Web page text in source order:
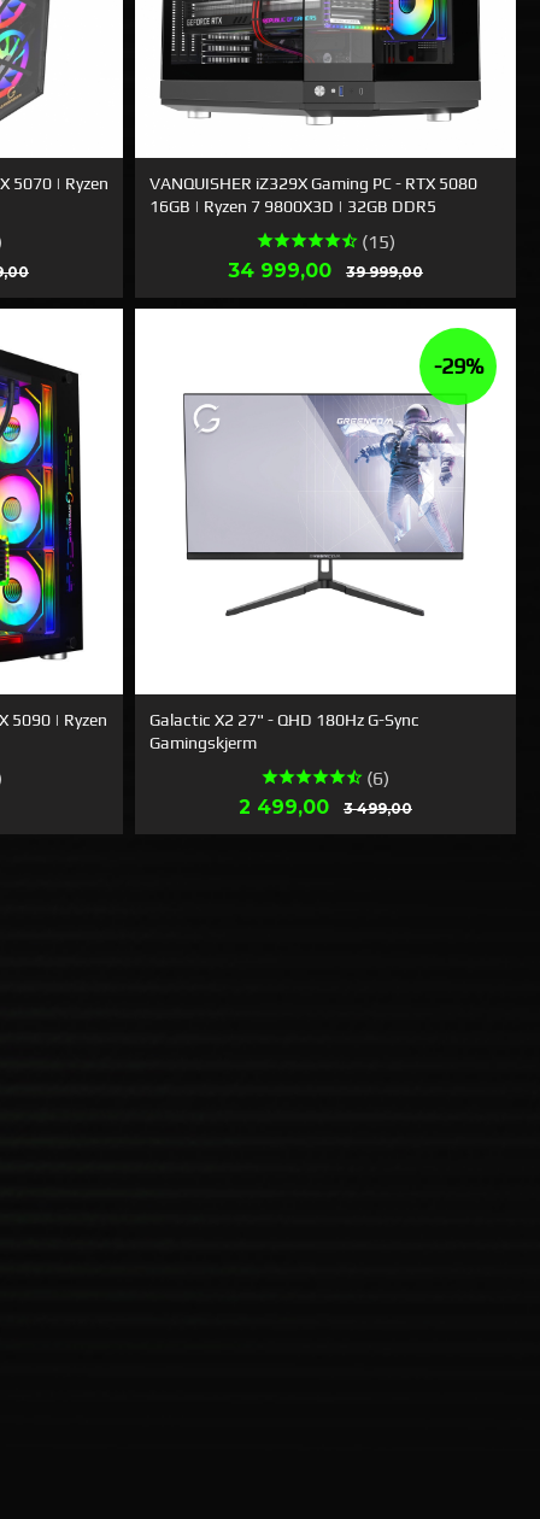
5070 | Ryzen
Rabatt
VANQUISHER iZ329X Gaming PC - RTX 5080
16GB | Ryzen 7 9800X3D | 32GB DDR5
(15)
Tilbud
34 999,00 39 999,00Rabatt
5090 | Ryzen
Galactic X2 27" - QHD 180Hz G-Sync
Gamingskjerm
(6)
Tilbud
2 499,00 3 499,00Rabatt
-29%